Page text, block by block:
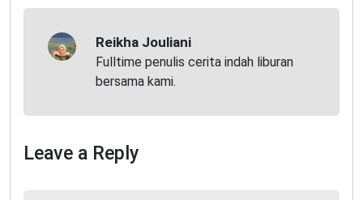
Reikha Jouliani
Fulltime penulis cerita indah liburan
bersama kami.
Leave a Reply